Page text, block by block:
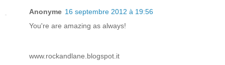
Anonyme 16 septembre 2012 à 19:56
You're are amazing as always!
www.rockandlane.blogspot.it